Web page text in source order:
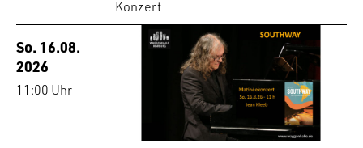
Konzert
So. 16.08.
2026
11:00 Uhr